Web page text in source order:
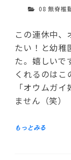
08 無脊椎
この連休中、
たい！と幼稚
た。嬉しいで
くれるのはこ
「オウムガ
ません（笑）